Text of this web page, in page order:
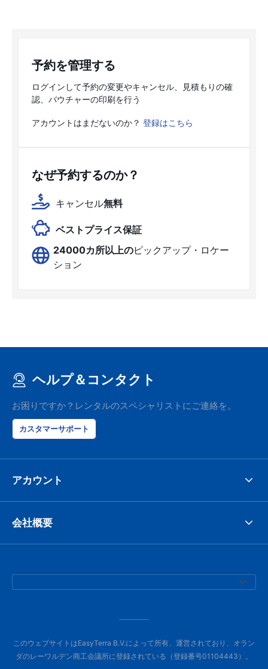
予約を管理する
ログインして予約の変更やキャンセル、見積もりの確
認、バウチャーの印刷を行う
アカウントはまだないのか？ 登録はこちら
なぜ予約するのか？
キャンセル無料
ベストプライス保証
24000カ所以上のピックアップ・ロケー
ション
ヘルプ＆コンタクト
お困りですか？レンタルのスペシャリストにご連絡を。
カスタマーサポート
アカウント
会社概要
このウェブサイトはEasyTerra B.V.によって所有、運営されており、オラン
ダのレーワルデン商工会議所に登録されている（登録番号01104443）。